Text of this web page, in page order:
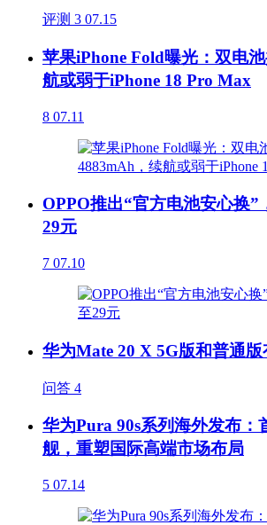
评测 3 07.15
苹果iPhone Fold曝光：双电
航或弱于iPhone 18 Pro Max
8 07.11
OPPO推出“官方电池安心换”
29元
7 07.10
华为Mate 20 X 5G版和普通版
问答 4
华为Pura 90s系列海外发布：
舰，重塑国际高端市场布局
5 07.14